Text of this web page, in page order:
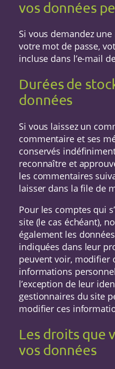
vos données
Si vous demandez
votre mot de passe,
incluse dans l’e-mail
Durées de
données
Si vous laissez un
commentaire et ses
conservés
reconnaître et
les commentaires
laisser dans la file de
Pour les comptes qui
site (le cas échéant),
également les
indiquées dans leur
peuvent voir, modifier
informations
l’exception de leur
gestionnaires du site
modifier ces
Les droits que
vos données